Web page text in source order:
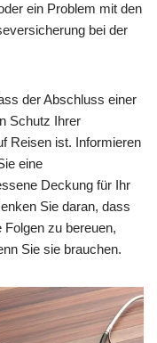
ein Problem mit den
bei der
der Abschluss einer
Schutz Ihrer
Reisen ist. Informieren
eine
Deckung für Ihr
Sie daran, dass
zu bereuen,
Sie sie brauchen.